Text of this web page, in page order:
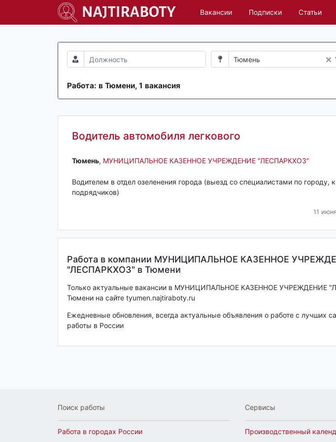
Вакансии Подписки Статьи
Тюмень
Работа: в Тюмени, 1 вакансия
Водитель автомобиля легкового
Тюмень‎, МУНИЦИПАЛЬНОЕ КАЗЕННОЕ УЧРЕЖДЕНИЕ "ЛЕСПАРКХОЗ"
Водителем в отдел озеленения города (выезд со специалистами по городу,
подрядчиков)
11
Работа в компании МУНИЦИПАЛЬНОЕ КАЗЕННОЕ
"ЛЕСПАРКХОЗ" в Тюмени
Только актуальные вакансии в МУНИЦИПАЛЬНОЕ КАЗЕННОЕ УЧРЕЖДЕНИЕ
Тюмени на сайте tyumen.najtiraboty.ru
Ежедневные обновления, всегда актуальные объявления о работе с лучших
работы в России
Поиск работы
Работа в городах России
Сервисы
Производственный